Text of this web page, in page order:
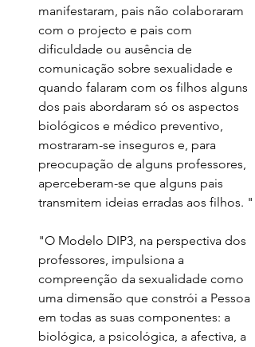
manifestaram, pais não colaboraram
com o projecto e pais com
dificuldade ou ausência de
comunicação sobre sexualidade e
quando falaram com os filhos alguns
dos pais abordaram só os aspectos
biológicos e médico preventivo,
mostraram-se inseguros e, para
preocupação de alguns professores,
aperceberam-se que alguns pais
transmitem ideias erradas aos filhos. "
"O Modelo DIP3, na perspectiva dos
professores, impulsiona a
compreenção da sexualidade como
uma dimensão que constrói a Pessoa
em todas as suas componentes: a
biológica, a psicológica, a afectiva, a